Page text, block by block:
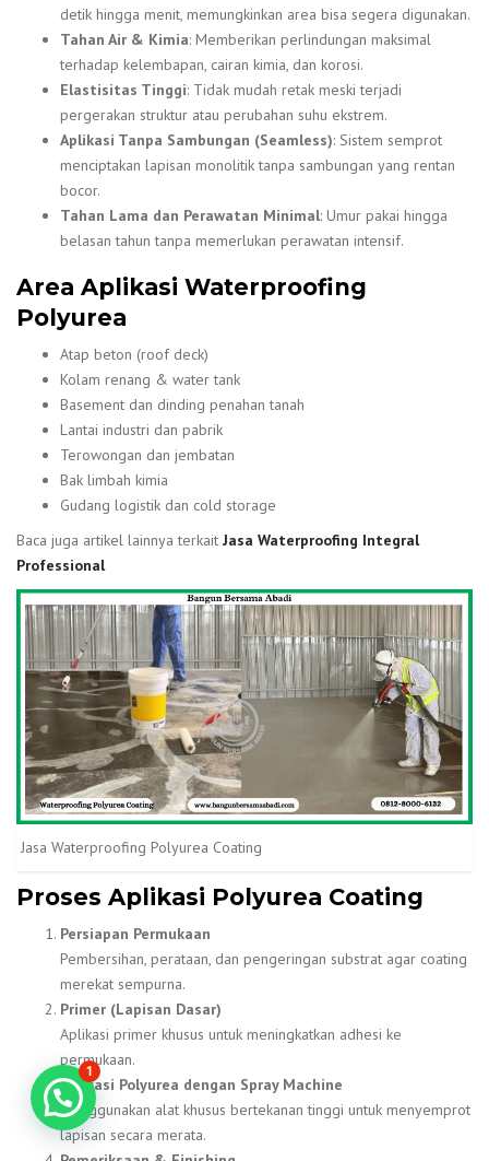
detik hingga menit, memungkinkan area bisa segera digunakan.
Tahan Air & Kimia: Memberikan perlindungan maksimal
terhadap kelembapan, cairan kimia, dan korosi.
Elastisitas Tinggi: Tidak mudah retak meski terjadi
pergerakan struktur atau perubahan suhu ekstrem.
Aplikasi Tanpa Sambungan (Seamless): Sistem semprot
menciptakan lapisan monolitik tanpa sambungan yang rentan
bocor.
Tahan Lama dan Perawatan Minimal: Umur pakai hingga
belasan tahun tanpa memerlukan perawatan intensif.
Area Aplikasi Waterproofing
Polyurea
Atap beton (roof deck)
Kolam renang & water tank
Basement dan dinding penahan tanah
Lantai industri dan pabrik
Terowongan dan jembatan
Bak limbah kimia
Gudang logistik dan cold storage
Baca juga artikel lainnya terkait Jasa Waterproofing Integral
Professional
Jasa Waterproofing Polyurea Coating
Proses Aplikasi Polyurea Coating
Persiapan Permukaan
Pembersihan, perataan, dan pengeringan substrat agar coating
merekat sempurna.
Primer (Lapisan Dasar)
Aplikasi primer khusus untuk meningkatkan adhesi ke
permukaan.
Aplikasi Polyurea dengan Spray Machine
Menggunakan alat khusus bertekanan tinggi untuk menyemprot
lapisan secara merata.
1
Konsultasi GRATIS!